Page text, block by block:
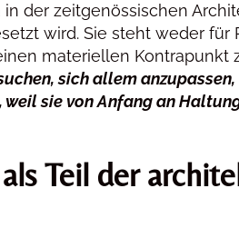
in der zeitgenössischen
wird. Sie steht weder für
materiellen Kontrapunkt
sich allem
sie von Anfang an
Teil der